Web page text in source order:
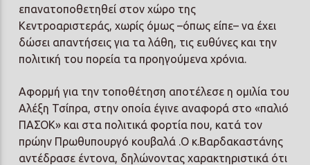
επανατοποθετηθεί στον χώρο της
Κεντροαριστεράς, χωρίς όμως –όπως είπε– να έχει
δώσει απαντήσεις για τα λάθη, τις ευθύνες και την
πολιτική του πορεία τα προηγούμενα χρόνια.
Αφορμή για την τοποθέτηση αποτέλεσε η ομιλία του
Αλέξη Τσίπρα, στην οποία έγινε αναφορά στο «παλιό
ΠΑΣΟΚ» και στα πολιτικά φορτία που, κατά τον
πρώην Πρωθυπουργό κουβαλά .Ο κ.Βαρδακαστάνης
αντέδρασε έντονα, δηλώνοντας χαρακτηριστικά ότι